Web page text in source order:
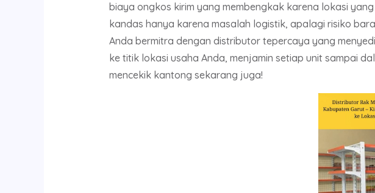
biaya ongkos kirim yang membengkak karena lokasi
kandas hanya karena masalah logistik, apalagi risiko
Anda bermitra dengan distributor tepercaya yang
ke titik lokasi usaha Anda, menjamin setiap unit sampai
mencekik kantong sekarang juga!